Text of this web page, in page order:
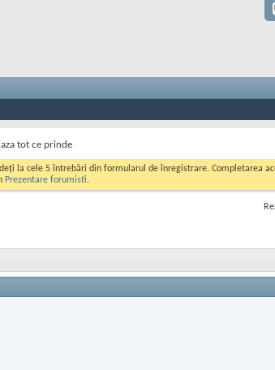
tot ce prinde
la cele 5 întrebări din formularul de înregistrare. Completarea
Prezentare forumisti.